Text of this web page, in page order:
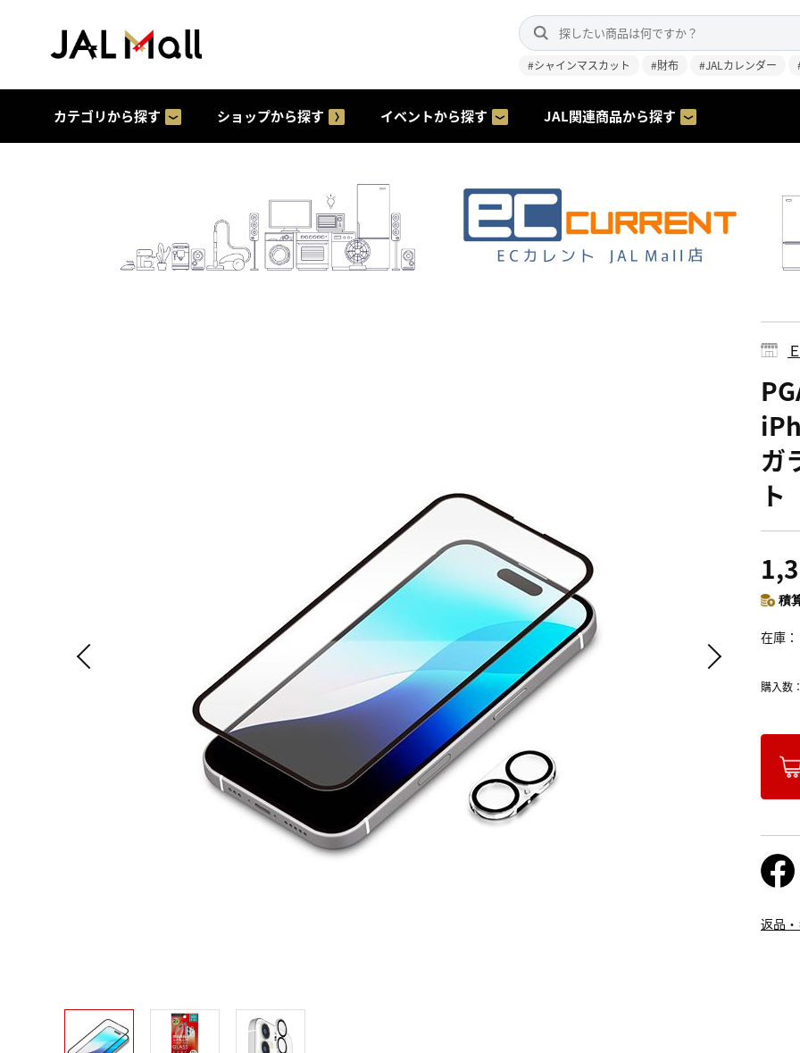
#シャインマスカット #財布 #JALカレンダー
カテゴリから探す ショップから探す イベントから探す JAL関連商品から探す
ガ
ト
積
在庫
購入数
返品